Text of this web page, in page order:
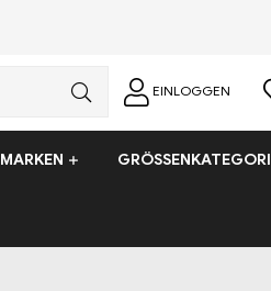
EINLOGGEN
MARKEN GRÖSSENKATEGORIE